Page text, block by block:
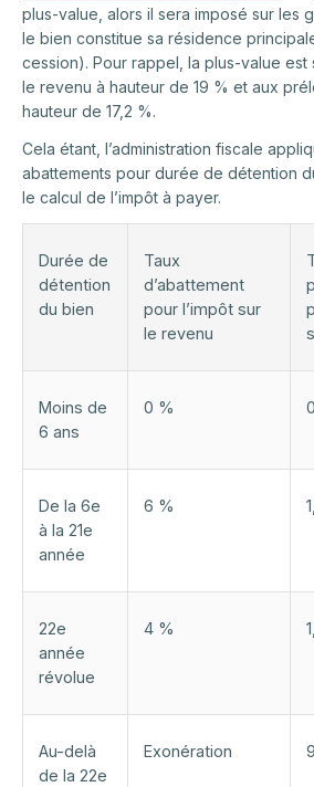
plus-value, alors il sera imposé sur les
le bien constitue sa résidence
cession). Pour rappel, la plus-value est
le revenu à hauteur de 19 % et aux
hauteur de 17,2 %.
Cela étant, l’administration fiscale
abattements pour durée de détention
le calcul de l’impôt à payer.
Durée de
détention
du bien
Taux
d’abattement
pour l’impôt sur
le revenu
Moins de
6 ans
0 %
De la 6e
à la 21e
année
6 %
22e
année
révolue
4 %
Au-delà
de la 22e
Exonération